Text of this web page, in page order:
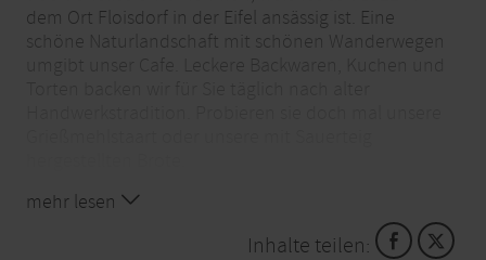
dem Ort Floisdorf in der Eifel ansässig ist. Eine
schöne Naturlandschaft mit schönen Wanderwegen
mehr lesen
Inhalte teilen: